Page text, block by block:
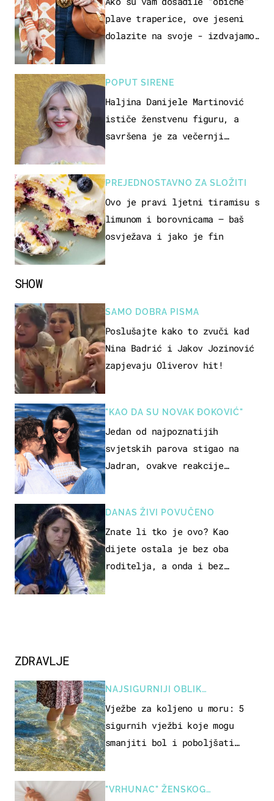
SHOW
SAMO DOBRA PISMA
Poslušajte kako to zvuči kad
Nina Badrić i Jakov Jozinović
zapjevaju Oliverov hit!
"KAO DA SU NOVAK ĐOKOVIĆ"
Jedan od najpoznatijih
svjetskih parova stigao na
Jadran, ovakve reakcije
DANAS ŽIVI POVUČENO
Znate li tko je ovo? Kao
dijete ostala je bez oba
roditelja, a onda i bez
ZDRAVLJE
NAJSIGURNIJI OBLIK
REKREACIJE
Vježbe za koljeno u moru: 5
sigurnih vježbi koje mogu
smanjiti bol i poboljšati
"VRHUNAC" ŽENSKOG
plave traperice, ove jeseni
dolazite na svoje - izdvajamo
POPUT SIRENE
Haljina Danijele Martinović
ističe ženstvenu figuru, a
savršena je za večernji
PREJEDNOSTAVNO ZA SLOŽITI
Ovo je pravi ljetni tiramisu s
limunom i borovnicama – baš
osvježava i jako je fin